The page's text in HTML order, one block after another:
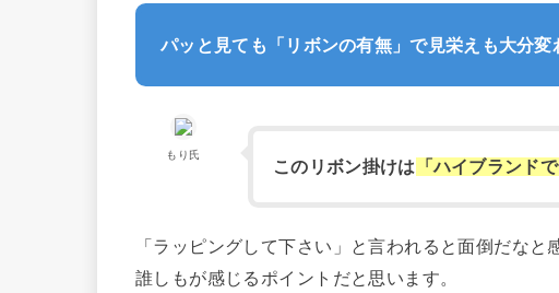
パッと見ても「リボンの有無」で見栄えも大分変
もり氏
このリボン掛けは 「ハイブランド
「ラッピングして下さい」と言われると面倒だな
誰しもが感じるポイントだと思います。